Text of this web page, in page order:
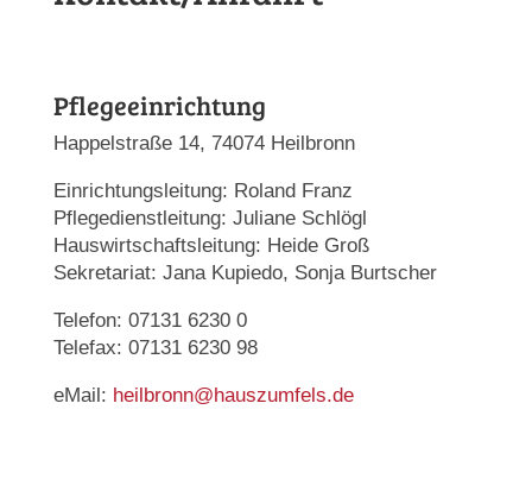
Pflegeeinrichtung
Happelstraße 14, 74074 Heilbronn
Einrichtungsleitung: Roland Franz
Pflegedienstleitung: Juliane Schlögl
Hauswirtschaftsleitung: Heide Groß
Sekretariat: Jana Kupiedo, Sonja Burtscher
Telefon: 07131 6230 0
Telefax: 07131 6230 98
eMail: heilbronn@hauszumfels.de